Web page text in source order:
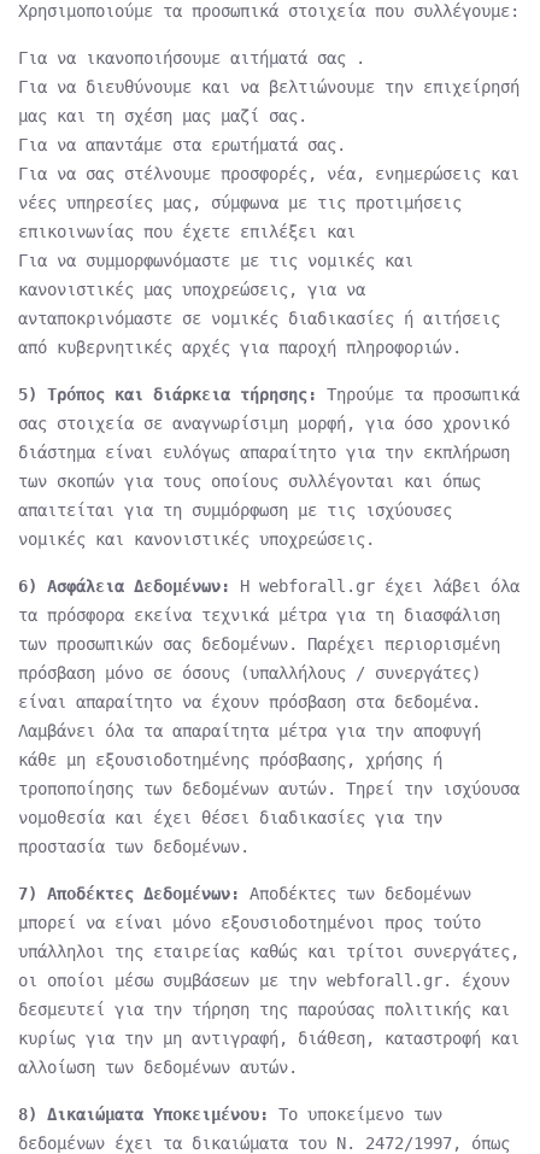
Χρησιμοποιούμε τα προσωπικά στοιχεία που συλλέγουμε:
Για να ικανοποιήσουμε αιτήματά σας .
Για να διευθύνουμε και να βελτιώνουμε την επιχείρησή
μας και τη σχέση μας μαζί σας.
Για να απαντάμε στα ερωτήματά σας.
Για να σας στέλνουμε προσφορές, νέα, ενημερώσεις και
νέες υπηρεσίες μας, σύμφωνα με τις προτιμήσεις
επικοινωνίας που έχετε επιλέξει και
Για να συμμορφωνόμαστε με τις νομικές και
κανονιστικές μας υποχρεώσεις, για να
ανταποκρινόμαστε σε νομικές διαδικασίες ή αιτήσεις
από κυβερνητικές αρχές για παροχή πληροφοριών.
5) Τρόπος και διάρκεια τήρησης:
Τηρούμε τα προσωπικά
σας στοιχεία σε αναγνωρίσιμη μορφή, για όσο χρονικό
διάστημα είναι ευλόγως απαραίτητο για την εκπλήρωση
των σκοπών για τους οποίους συλλέγονται και όπως
απαιτείται για τη συμμόρφωση με τις ισχύουσες
νομικές και κανονιστικές υποχρεώσεις.
6) Ασφάλεια Δεδομένων:
Η webforall.gr έχει λάβει όλα
τα πρόσφορα εκείνα τεχνικά μέτρα για τη διασφάλιση
των προσωπικών σας δεδομένων. Παρέχει περιορισμένη
πρόσβαση μόνο σε όσους (υπαλλήλους / συνεργάτες)
είναι απαραίτητο να έχουν πρόσβαση στα δεδομένα.
Λαμβάνει όλα τα απαραίτητα μέτρα για την αποφυγή
κάθε μη εξουσιοδοτημένης πρόσβασης, χρήσης ή
τροποποίησης των δεδομένων αυτών. Τηρεί την ισχύουσα
νομοθεσία και έχει θέσει διαδικασίες για την
προστασία των δεδομένων.
7) Αποδέκτες Δεδομένων:
Αποδέκτες των δεδομένων
μπορεί να είναι μόνο εξουσιοδοτημένοι προς τούτο
υπάλληλοι της εταιρείας καθώς και τρίτοι συνεργάτες,
οι οποίοι μέσω συμβάσεων με την webforall.gr. έχουν
δεσμευτεί για την τήρηση της παρούσας πολιτικής και
κυρίως για την μη αντιγραφή, διάθεση, καταστροφή και
αλλοίωση των δεδομένων αυτών.
8) Δικαιώματα Υποκειμένου:
Το υποκείμενο των
δεδομένων έχει τα δικαιώματα του Ν. 2472/1997, όπως